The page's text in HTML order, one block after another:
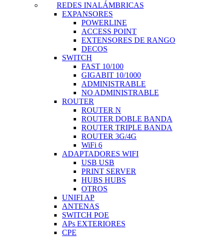
REDES INALÁMBRICAS
EXPANSORES
POWERLINE
ACCESS POINT
EXTENSORES DE RANGO
DECOS
SWITCH
FAST 10/100
GIGABIT 10/1000
ADMINISTRABLE
NO ADMINISTRABLE
ROUTER
ROUTER N
ROUTER DOBLE BANDA
ROUTER TRIPLE BANDA
ROUTER 3G/4G
WiFi 6
ADAPTADORES WIFI
USB USB
PRINT SERVER
HUBS HUBS
OTROS
UNIFI AP
ANTENAS
SWITCH POE
APs EXTERIORES
CPE